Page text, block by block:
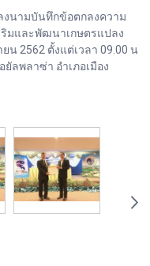
งนามบันทึกข้อตกลงความ
มและพัฒนาเกษตรแปลง
2562 ตั้งแต่เวลา 09.00 น
ลพลาซ่า อำเภอเมือง